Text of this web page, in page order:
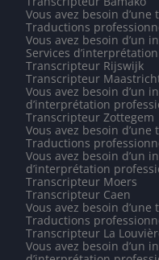
Vous avez besoin
Traductions
Vous avez besoin d’un
Services
Transcripteur Rijswijk
Transcripteur
Vous avez besoin d’un
d’interprétation
Transcripteur Zottegem
Vous avez besoin
Traductions
Vous avez besoin d’un
d’interprétation
Transcripteur Moers
Transcripteur Caen
Vous avez besoin
Traductions
Transcripteur La
Vous avez besoin d’un